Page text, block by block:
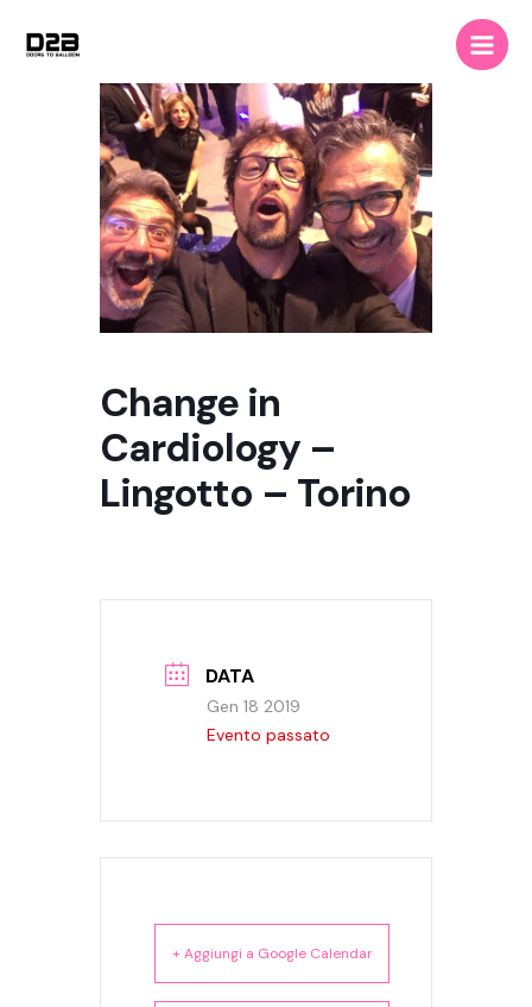
Main
Change in
Cardiology –
Lingotto – Torino
DATA
Gen 18 2019
Evento passato
+ Aggiungi a Google Calendar